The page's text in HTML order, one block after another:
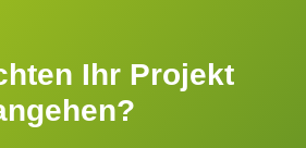
Ihr Projekt